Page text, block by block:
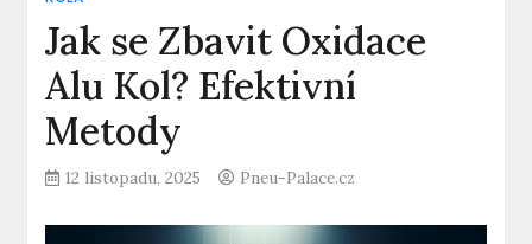
Jak se Zbavit Oxidace
Alu Kol? Efektivní
Metody
12 listopadu, 2025 Pneu-Palace.cz